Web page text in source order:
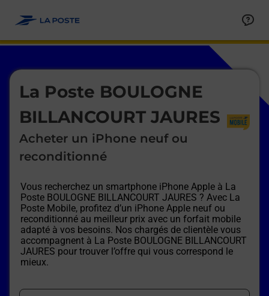
La Poste BOULOGNE
BILLANCOURT JAURES
Acheter un iPhone neuf ou
reconditionné
Vous recherchez un smartphone iPhone Apple à La
Poste BOULOGNE BILLANCOURT JAURES ? Avec La
Poste Mobile, profitez d’un iPhone Apple neuf ou
reconditionné au meilleur prix avec un forfait mobile
adapté à vos besoins. Nos chargés de clientèle vous
accompagnent à La Poste BOULOGNE BILLANCOURT
JAURES pour trouver l’offre qui vous correspond le
mieux.
Le lien s'ouvre dans un nouvel onglet